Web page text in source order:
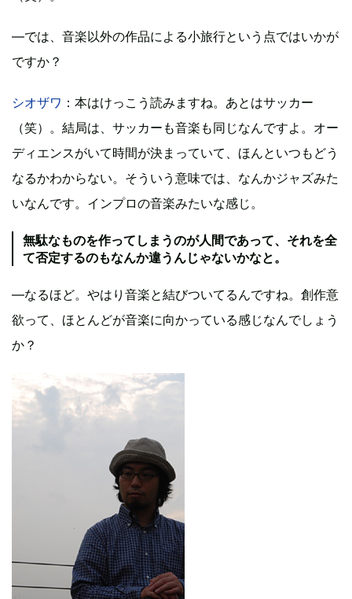
―では、音楽以外の作品による小旅行という点ではいかが
ですか？
シオザワ ：本はけっこう読みますね。あとはサッカー
（笑）。結局は、サッカーも音楽も同じなんですよ。オー
ディエンスがいて時間が決まっていて、ほんといつもどう
なるかわからない。そういう意味では、なんかジャズみた
いなんです。インプロの音楽みたいな感じ。
無駄なものを作ってしまうのが人間であって、それを全
て否定するのもなんか違うんじゃないかなと。
―なるほど。やはり音楽と結びついてるんですね。創作意
欲って、ほとんどが音楽に向かっている感じなんでしょう
か？